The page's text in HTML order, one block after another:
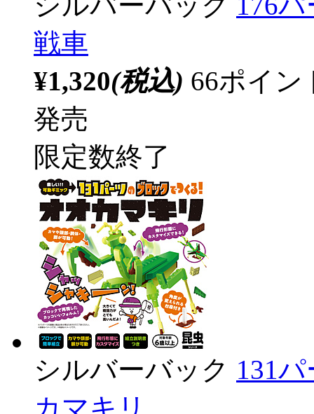
戦車
¥1,320(税込) 66ポイ
発売
限定数終了
シルバーバック 131
カマキリ